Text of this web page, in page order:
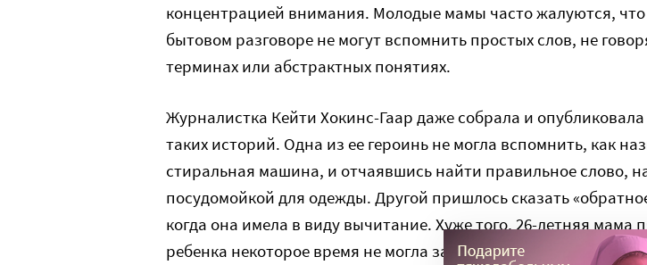
концентрацией внимания. Молодые мамы часто жалуются,
бытовом разговоре не могут вспомнить простых слов, не
терминах или абстрактных понятиях.
Журналистка Кейти Хокинс-Гаар даже собрала и опубликовала
таких историй. Одна из ее героинь не могла вспомнить, как
стиральная машина, и отчаявшись найти правильное слово,
посудомойкой для одежды. Другой пришлось сказать
когда она имела в виду вычитание. Хуже того, 26-летняя мама
ребенка некоторое время не могла завести автомобиль, так как